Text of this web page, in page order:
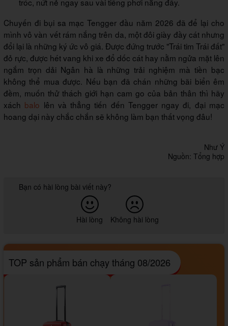
Chuyến đi bụi sa mạc Tengger đầu năm 2026 đã để lại cho
mình vô vàn vết rám nắng trên da, một đôi giày đầy cát nhưng
đổi lại là những ký ức vô giá. Được đứng trước "Trái tim Trái đất"
đỏ rực, được hét vang khi xe đổ dốc cát hay nằm ngửa mặt lên
ngắm trọn dải Ngân hà là những trải nghiệm mà tiền bạc
không thể mua được. Nếu bạn đã chán những bãi biển êm
đềm, muốn thử thách giới hạn cam go của bản thân thì hãy
xách balo lên và thẳng tiến đến Tengger ngay đi, đại mạc
hoang dại này chắc chắn sẽ không làm bạn thất vọng đâu!
Như Ý
Nguồn: Tổng hợp
Bạn có hài lòng bài viết này?
Hài lòng Không hài lòng
TOP sản phẩm bán chạy tháng 08/2026